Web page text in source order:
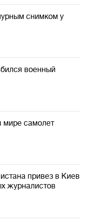
снимком у
военный
мире самолет
привез в Киев
журналистов